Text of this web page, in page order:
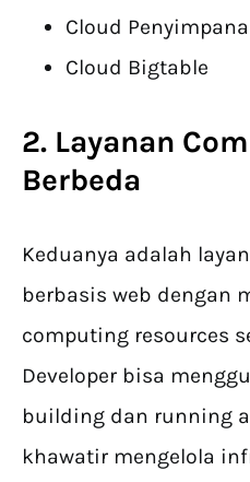
Cloud
Cloud Bigtable
2. Layanan
Berbeda
Keduanya adalah
berbasis web dengan
computing resources
Developer bisa
building dan running
khawatir mengelola